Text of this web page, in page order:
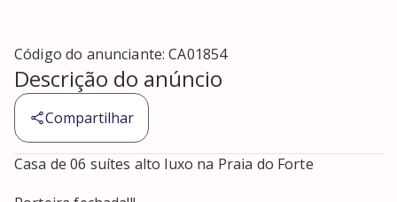
Código do anunciante:CA01854
Descrição do anúncio
Compartilhar
Casa de 06 suítes alto luxo na Praia do Forte